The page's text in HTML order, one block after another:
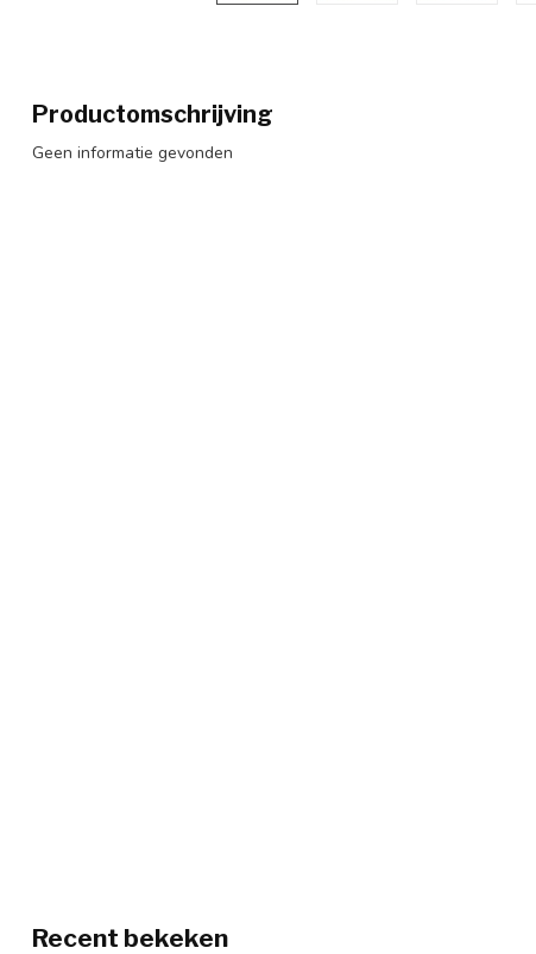
Productomschrijving
Geen informatie gevonden
Recent bekeken